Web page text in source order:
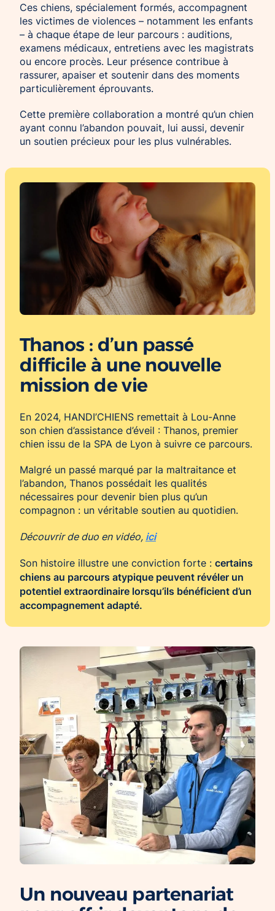
Ces chiens, spécialement formés, accompagnent
les victimes de violences – notamment les enfants
– à chaque étape de leur parcours : auditions,
examens médicaux, entretiens avec les magistrats
ou encore procès. Leur présence contribue à
rassurer, apaiser et soutenir dans des moments
particulièrement éprouvants.
Cette première collaboration a montré qu’un chien
ayant connu l’abandon pouvait, lui aussi, devenir
un soutien précieux pour les plus vulnérables.
Thanos : d’un passé
difficile à une nouvelle
mission de vie
En 2024, HANDI’CHIENS remettait à Lou-Anne
son chien d’assistance d’éveil : Thanos, premier
chien issu de la SPA de Lyon à suivre ce parcours.
Malgré un passé marqué par la maltraitance et
l’abandon, Thanos possédait les qualités
nécessaires pour devenir bien plus qu’un
compagnon : un véritable soutien au quotidien.
Découvrir de duo en vidéo, ici
Son histoire illustre une conviction forte : certains
chiens au parcours atypique peuvent révéler un
potentiel extraordinaire lorsqu’ils bénéficient d’un
accompagnement adapté.
Un nouveau partenariat